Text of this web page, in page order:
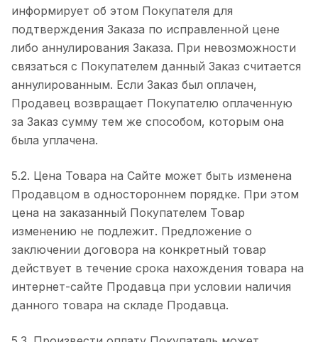
информирует об этом Покупателя для
подтверждения Заказа по исправленной цене
либо аннулирования Заказа. При невозможности
связаться с Покупателем данный Заказ считается
аннулированным. Если Заказ был оплачен,
Продавец возвращает Покупателю оплаченную
за Заказ сумму тем же способом, которым она
была уплачена.
5.2. Цена Товара на Сайте может быть изменена
Продавцом в одностороннем порядке. При этом
цена на заказанный Покупателем Товар
изменению не подлежит. Предложение о
заключении договора на конкретный товар
действует в течение срока нахождения товара на
интернет-сайте Продавца при условии наличия
данного товара на складе Продавца.